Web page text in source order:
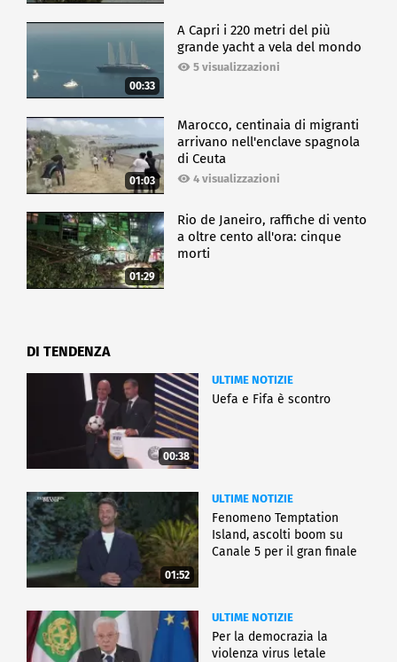
00:33
A Capri i 220 metri del più
grande yacht a vela del mondo
5 visualizzazioni
01:03
Marocco, centinaia di migranti
arrivano nell'enclave spagnola
di Ceuta
4 visualizzazioni
01:29
Rio de Janeiro, raffiche di vento
a oltre cento all'ora: cinque
morti
DI TENDENZA
00:38
ULTIME NOTIZIE
Uefa e Fifa è scontro
01:52
ULTIME NOTIZIE
Fenomeno Temptation
Island, ascolti boom su
Canale 5 per il gran finale
ULTIME NOTIZIE
Per la democrazia la
violenza virus letale